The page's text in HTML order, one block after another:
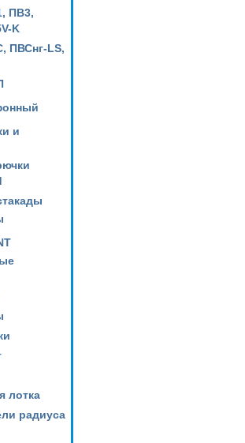
ПВ3,
K
ПВСнг-LS,
и
лотка
радиуса